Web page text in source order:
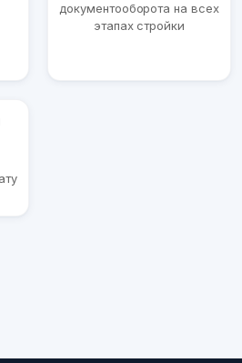
документооборота на всех
этапах стройки